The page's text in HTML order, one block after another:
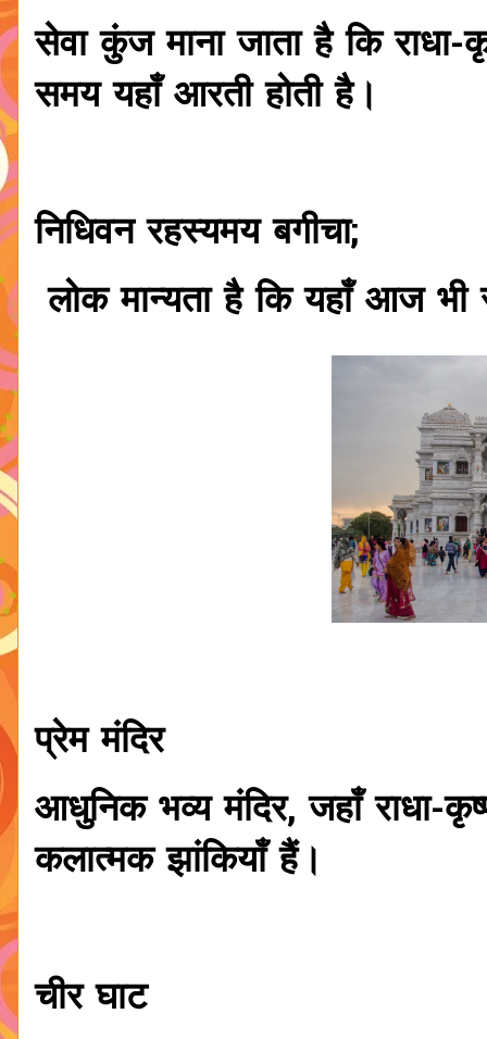
सेवा कुंज माना जाता है कि
समय यहाँ आरती होती है।
निधिवन रहस्यमय बगीचा;
लोक मान्यता है कि यहाँ आज भी
प्रेम मंदिर
आधुनिक भव्य मंदिर, जहाँ राधा-
कलात्मक झांकियाँ हैं।
चीर घाट